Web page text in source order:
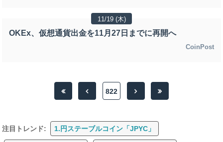
11/19 (木)
OKEx、仮想通貨出金を11月27日までに再開へ
CoinPost
822
注目トレンド: 1.円ステーブルコイン「JPYC」